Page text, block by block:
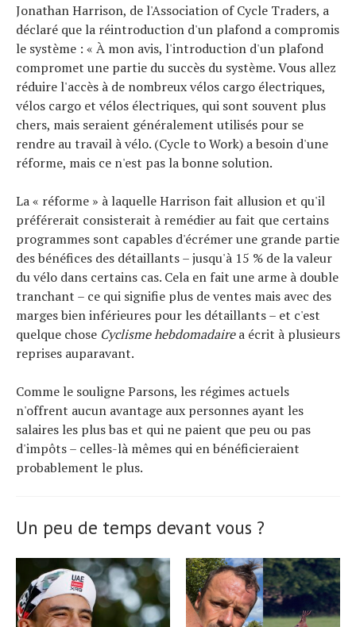
Jonathan Harrison, de l'Association of Cycle Traders, a
déclaré que la réintroduction d'un plafond a compromis
le système : « À mon avis, l'introduction d'un plafond
compromet une partie du succès du système. Vous allez
réduire l'accès à de nombreux vélos cargo électriques,
vélos cargo et vélos électriques, qui sont souvent plus
chers, mais seraient généralement utilisés pour se
rendre au travail à vélo. (Cycle to Work) a besoin d'une
réforme, mais ce n'est pas la bonne solution.
La « réforme » à laquelle Harrison fait allusion et qu'il
préférerait consisterait à remédier au fait que certains
programmes sont capables d'écrémer une grande partie
des bénéfices des détaillants – jusqu'à 15 % de la valeur
du vélo dans certains cas. Cela en fait une arme à double
tranchant – ce qui signifie plus de ventes mais avec des
marges bien inférieures pour les détaillants – et c'est
quelque chose Cyclisme hebdomadairea écrit à plusieurs
reprises auparavant.
Comme le souligne Parsons, les régimes actuels
n'offrent aucun avantage aux personnes ayant les
salaires les plus bas et qui ne paient que peu ou pas
d'impôts – celles-là mêmes qui en bénéficieraient
probablement le plus.
Un peu de temps devant vous ?